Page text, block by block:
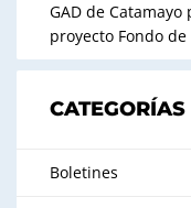
GAD de
proyecto Fondo
CATEGORÍAS
Boletines